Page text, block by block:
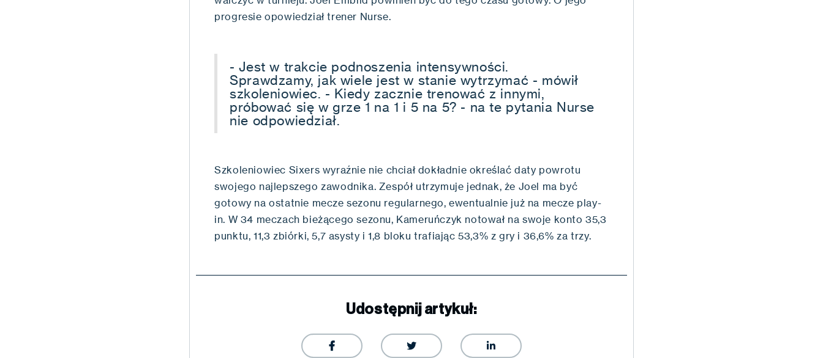
progresie opowiedział trener Nurse.
- Jest w trakcie podnoszenia intensywności.
Sprawdzamy, jak wiele jest w stanie wytrzymać - mówił
szkoleniowiec. - Kiedy zacznie trenować z innymi,
próbować się w grze 1 na 1 i 5 na 5? - na te pytania Nurse
nie odpowiedział.
Szkoleniowiec Sixers wyraźnie nie chciał dokładnie określać daty powrotu
swojego najlepszego zawodnika. Zespół utrzymuje jednak, że Joel ma być
gotowy na ostatnie mecze sezonu regularnego, ewentualnie już na mecze play-
in. W 34 meczach bieżącego sezonu, Kameruńczyk notował na swoje konto 35,3
punktu, 11,3 zbiórki, 5,7 asysty i 1,8 bloku trafiając 53,3% z gry i 36,6% za trzy.
Udostępnij artykuł:
  